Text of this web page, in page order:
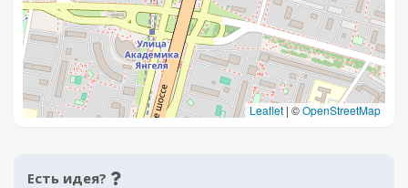
Leaflet | ©OpenStreetMap
Есть идея?